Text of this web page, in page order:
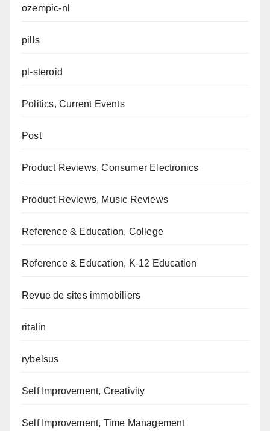
ozempic-nl
pills
pl-steroid
Politics, Current Events
Post
Product Reviews, Consumer Electronics
Product Reviews, Music Reviews
Reference & Education, College
Reference & Education, K-12 Education
Revue de sites immobiliers
ritalin
rybelsus
Self Improvement, Creativity
Self Improvement, Time Management